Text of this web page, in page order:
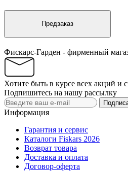
Предзаказ
Фискарс-Гарден - фирменный
Хотите быть в курсе всех акций и
Подпишитесь на нашу рассылку
Информация
Гарантия и сервис
Каталоги Fiskars 2026
Возврат товара
Доставка и оплата
Договор-оферта